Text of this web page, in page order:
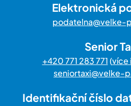
Elektronická
podatelna@velke-
Senior
+420 771 283 771(více
seniortaxi@velke-
Identifikační číslo